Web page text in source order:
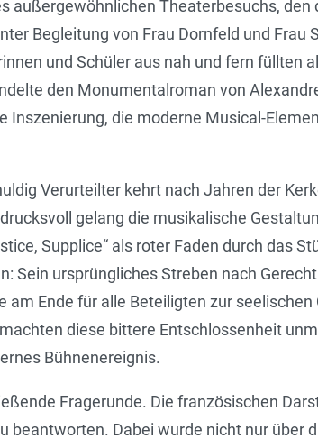
Theaterbesuchs, den
Begleitung von Frau Dornfeld und Frau
und Schüler aus nah und fern füllten
den Monumentalroman von
die moderne Musical-
Verurteilter kehrt nach Jahren der
gelang die musikalische
Supplice“ als roter Faden durch das
Sein ursprüngliches Streben nach
am Ende für alle Beteiligten zur seelischen
diese bittere Entschlossenheit
Bühnenereignis.
Fragerunde. Die französischen
beantworten. Dabei wurde nicht nur über